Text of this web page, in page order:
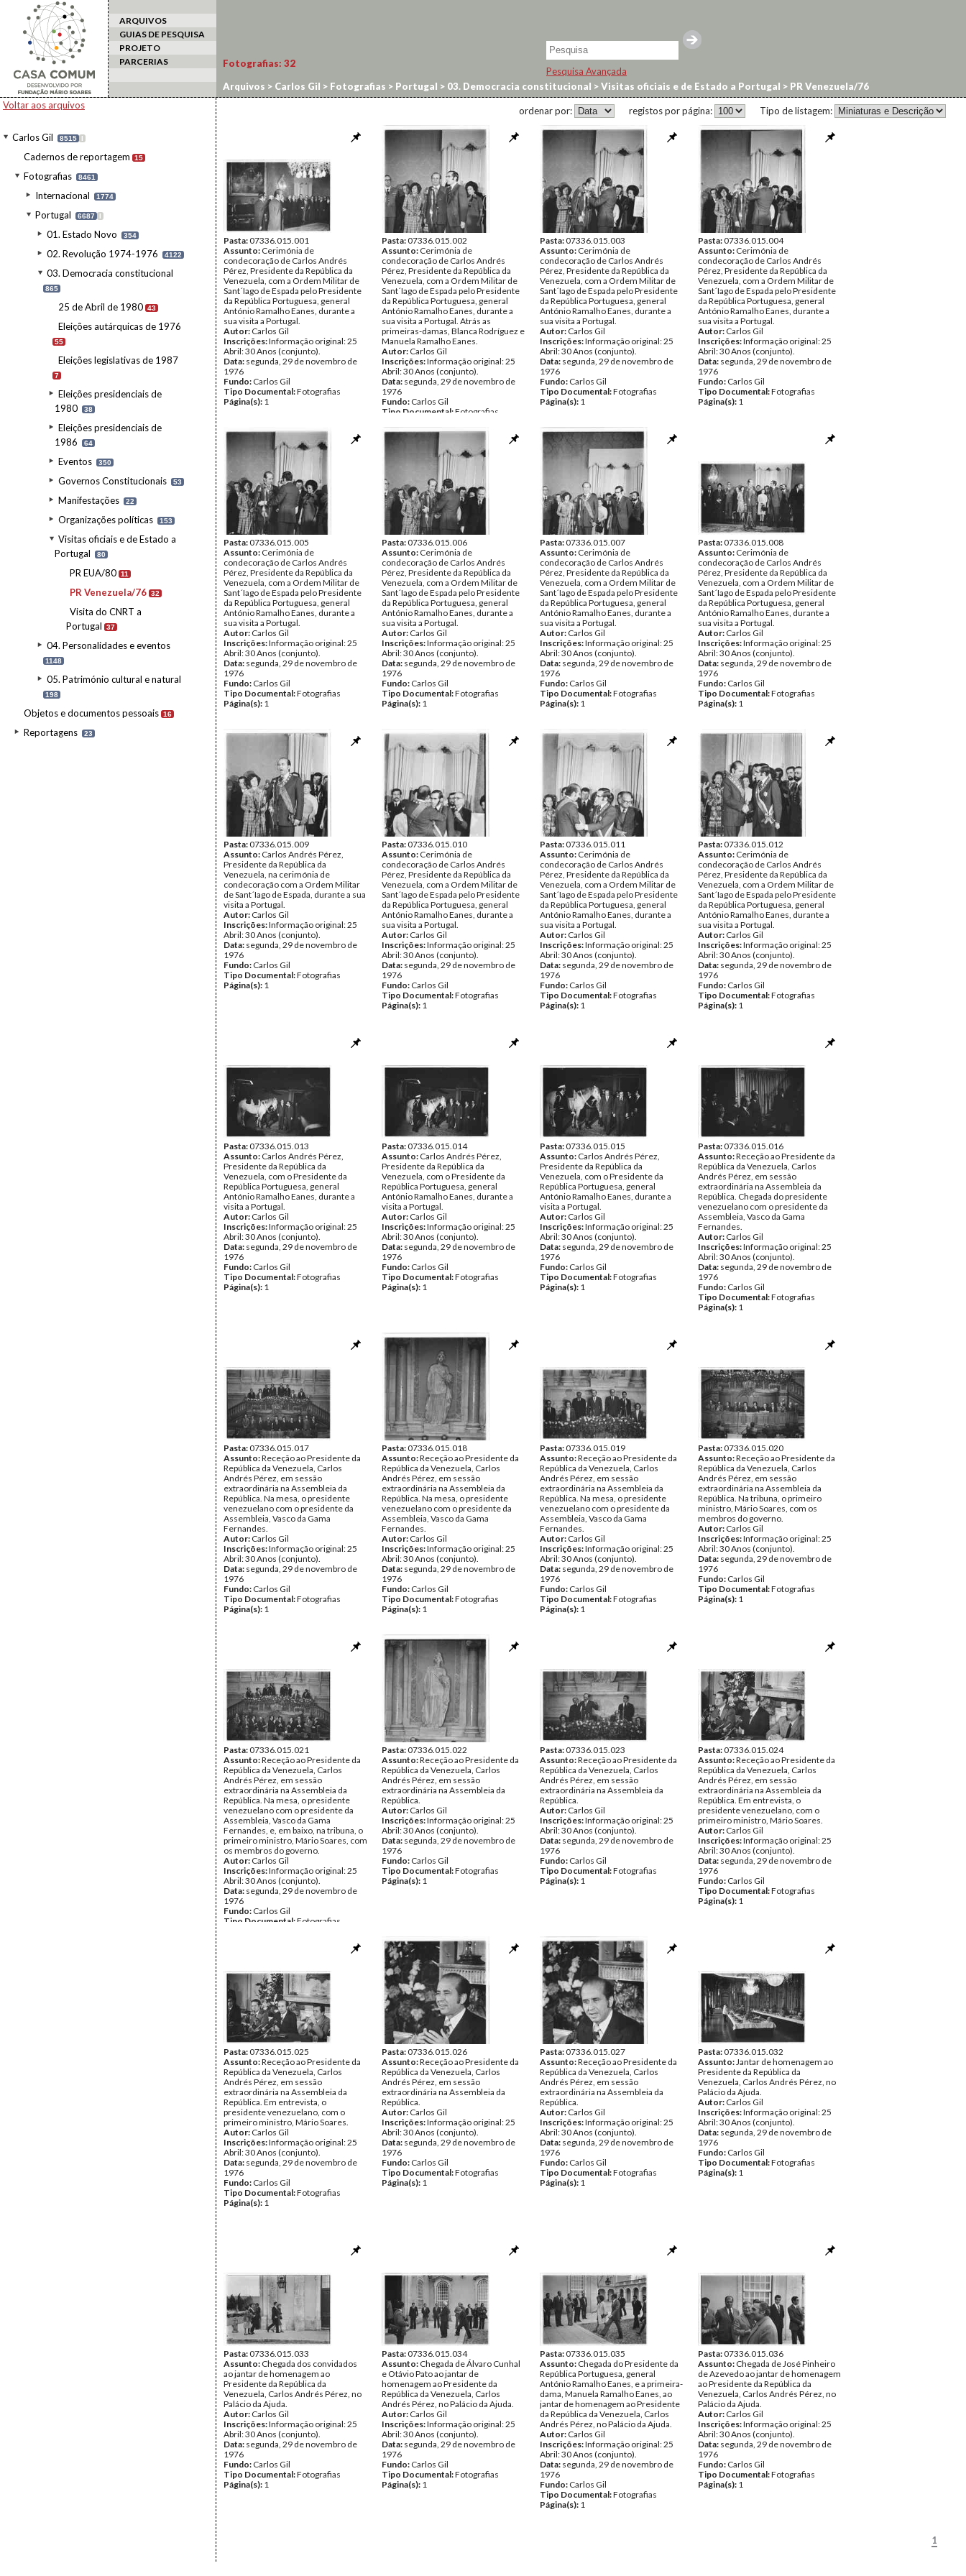
ARQUIVOS
GUIAS DE PESQUISA
PROJETO
PARCERIAS
Pesquisa Avançada
Voltar aos arquivos
Carlos Gil 8515 I
Cadernos de reportagem 15
Fotografias 8461
Internacional 1774
Portugal 6687 I
01. Estado Novo 354
02. Revolução 1974-1976 4122
03. Democracia constitucional
865
25 de Abril de 1980 43
Eleições autárquicas de 1976
55
Eleições legislativas de 1987
7
Eleições presidenciais de
1980
38
Eleições presidenciais de
1986
64
Eventos 350
Governos Constitucionais 53
Manifestações 22
Organizações políticas 153
Visitas oficiais e de Estado a
Portugal
80
PR EUA/80 11
PR Venezuela/76 32
Visita do CNRT a
Portugal
37
04. Personalidades e eventos
1148
05. Património cultural e natural
198
Objetos e documentos pessoais 16
Reportagens 23
Fotografias: 32
Arquivos > Carlos Gil > Fotografias > Portugal > 03. Democracia constitucional >Visitas oficiais e de Estado a Portugal > PR Venezuela/76
Tipo de listagem:
registos por página:
ordenar por:
Pasta:07336.015.001
Assunto: Cerimónia de
condecoração de Carlos Andrés
Pérez, Presidente da República da
Venezuela, com a Ordem Militar de
Sant´Iago de Espada pelo Presidente
da República Portuguesa, general
António Ramalho Eanes, durante a
sua visita a Portugal.
Autor: Carlos Gil
Inscrições:Informação original: 25
Abril: 30 Anos (conjunto).
Data: segunda, 29 de novembro de
1976
Fundo: Carlos Gil
Tipo Documental:Fotografias
Página(s): 1
Pasta:07336.015.002
Assunto: Cerimónia de
condecoração de Carlos Andrés
Pérez, Presidente da República da
Venezuela, com a Ordem Militar de
Sant´Iago de Espada pelo Presidente
da República Portuguesa, general
António Ramalho Eanes, durante a
sua visita a Portugal. Atrás as
primeiras-damas, Blanca Rodríguez e
Manuela Ramalho Eanes.
Autor: Carlos Gil
Inscrições:Informação original: 25
Abril: 30 Anos (conjunto).
Data: segunda, 29 de novembro de
1976
Fundo: Carlos Gil
Tipo Documental:Fotografias
Pasta:07336.015.003
Assunto: Cerimónia de
condecoração de Carlos Andrés
Pérez, Presidente da República da
Venezuela, com a Ordem Militar de
Sant´Iago de Espada pelo Presidente
da República Portuguesa, general
António Ramalho Eanes, durante a
sua visita a Portugal.
Autor: Carlos Gil
Inscrições:Informação original: 25
Abril: 30 Anos (conjunto).
Data: segunda, 29 de novembro de
1976
Fundo: Carlos Gil
Tipo Documental:Fotografias
Página(s): 1
Pasta:07336.015.004
Assunto: Cerimónia de
condecoração de Carlos Andrés
Pérez, Presidente da República da
Venezuela, com a Ordem Militar de
Sant´Iago de Espada pelo Presidente
da República Portuguesa, general
António Ramalho Eanes, durante a
sua visita a Portugal.
Autor: Carlos Gil
Inscrições:Informação original: 25
Abril: 30 Anos (conjunto).
Data: segunda, 29 de novembro de
1976
Fundo: Carlos Gil
Tipo Documental:Fotografias
Página(s): 1
Pasta:07336.015.005
Assunto: Cerimónia de
condecoração de Carlos Andrés
Pérez, Presidente da República da
Venezuela, com a Ordem Militar de
Sant´Iago de Espada pelo Presidente
da República Portuguesa, general
António Ramalho Eanes, durante a
sua visita a Portugal.
Autor: Carlos Gil
Inscrições:Informação original: 25
Abril: 30 Anos (conjunto).
Data: segunda, 29 de novembro de
1976
Fundo: Carlos Gil
Tipo Documental:Fotografias
Página(s): 1
Pasta:07336.015.006
Assunto: Cerimónia de
condecoração de Carlos Andrés
Pérez, Presidente da República da
Venezuela, com a Ordem Militar de
Sant´Iago de Espada pelo Presidente
da República Portuguesa, general
António Ramalho Eanes, durante a
sua visita a Portugal.
Autor: Carlos Gil
Inscrições:Informação original: 25
Abril: 30 Anos (conjunto).
Data: segunda, 29 de novembro de
1976
Fundo: Carlos Gil
Tipo Documental:Fotografias
Página(s): 1
Pasta:07336.015.007
Assunto: Cerimónia de
condecoração de Carlos Andrés
Pérez, Presidente da República da
Venezuela, com a Ordem Militar de
Sant´Iago de Espada pelo Presidente
da República Portuguesa, general
António Ramalho Eanes, durante a
sua visita a Portugal.
Autor: Carlos Gil
Inscrições:Informação original: 25
Abril: 30 Anos (conjunto).
Data: segunda, 29 de novembro de
1976
Fundo: Carlos Gil
Tipo Documental:Fotografias
Página(s): 1
Pasta:07336.015.008
Assunto: Cerimónia de
condecoração de Carlos Andrés
Pérez, Presidente da República da
Venezuela, com a Ordem Militar de
Sant´Iago de Espada pelo Presidente
da República Portuguesa, general
António Ramalho Eanes, durante a
sua visita a Portugal.
Autor: Carlos Gil
Inscrições:Informação original: 25
Abril: 30 Anos (conjunto).
Data: segunda, 29 de novembro de
1976
Fundo: Carlos Gil
Tipo Documental:Fotografias
Página(s): 1
Pasta:07336.015.009
Assunto: Carlos Andrés Pérez,
Presidente da República da
Venezuela, na cerimónia de
condecoração com a Ordem Militar
de Sant´Iago de Espada, durante a sua
visita a Portugal.
Autor: Carlos Gil
Inscrições:Informação original: 25
Abril: 30 Anos (conjunto).
Data: segunda, 29 de novembro de
1976
Fundo: Carlos Gil
Tipo Documental:Fotografias
Página(s): 1
Pasta:07336.015.010
Assunto: Cerimónia de
condecoração de Carlos Andrés
Pérez, Presidente da República da
Venezuela, com a Ordem Militar de
Sant´Iago de Espada pelo Presidente
da República Portuguesa, general
António Ramalho Eanes, durante a
sua visita a Portugal.
Autor: Carlos Gil
Inscrições:Informação original: 25
Abril: 30 Anos (conjunto).
Data: segunda, 29 de novembro de
1976
Fundo: Carlos Gil
Tipo Documental:Fotografias
Página(s): 1
Pasta:07336.015.011
Assunto: Cerimónia de
condecoração de Carlos Andrés
Pérez, Presidente da República da
Venezuela, com a Ordem Militar de
Sant´Iago de Espada pelo Presidente
da República Portuguesa, general
António Ramalho Eanes, durante a
sua visita a Portugal.
Autor: Carlos Gil
Inscrições:Informação original: 25
Abril: 30 Anos (conjunto).
Data: segunda, 29 de novembro de
1976
Fundo: Carlos Gil
Tipo Documental:Fotografias
Página(s): 1
Pasta:07336.015.012
Assunto: Cerimónia de
condecoração de Carlos Andrés
Pérez, Presidente da República da
Venezuela, com a Ordem Militar de
Sant´Iago de Espada pelo Presidente
da República Portuguesa, general
António Ramalho Eanes, durante a
sua visita a Portugal.
Autor: Carlos Gil
Inscrições:Informação original: 25
Abril: 30 Anos (conjunto).
Data: segunda, 29 de novembro de
1976
Fundo: Carlos Gil
Tipo Documental:Fotografias
Página(s): 1
Pasta:07336.015.013
Assunto: Carlos Andrés Pérez,
Presidente da República da
Venezuela, com o Presidente da
República Portuguesa, general
António Ramalho Eanes, durante a
visita a Portugal.
Autor: Carlos Gil
Inscrições:Informação original: 25
Abril: 30 Anos (conjunto).
Data: segunda, 29 de novembro de
1976
Fundo: Carlos Gil
Tipo Documental:Fotografias
Página(s): 1
Pasta:07336.015.014
Assunto: Carlos Andrés Pérez,
Presidente da República da
Venezuela, com o Presidente da
República Portuguesa, general
António Ramalho Eanes, durante a
visita a Portugal.
Autor: Carlos Gil
Inscrições:Informação original: 25
Abril: 30 Anos (conjunto).
Data: segunda, 29 de novembro de
1976
Fundo: Carlos Gil
Tipo Documental:Fotografias
Página(s): 1
Pasta:07336.015.015
Assunto: Carlos Andrés Pérez,
Presidente da República da
Venezuela, com o Presidente da
República Portuguesa, general
António Ramalho Eanes, durante a
visita a Portugal.
Autor: Carlos Gil
Inscrições:Informação original: 25
Abril: 30 Anos (conjunto).
Data: segunda, 29 de novembro de
1976
Fundo: Carlos Gil
Tipo Documental:Fotografias
Página(s): 1
Pasta:07336.015.016
Assunto:Receção ao Presidente da
República da Venezuela, Carlos
Andrés Pérez, em sessão
extraordinária na Assembleia da
República. Chegada do presidente
venezuelano com o presidente da
Assembleia, Vasco da Gama
Fernandes.
Autor: Carlos Gil
Inscrições:Informação original: 25
Abril: 30 Anos (conjunto).
Data: segunda, 29 de novembro de
1976
Fundo: Carlos Gil
Tipo Documental:Fotografias
Página(s): 1
Pasta:07336.015.017
Assunto:Receção ao Presidente da
República da Venezuela, Carlos
Andrés Pérez, em sessão
extraordinária na Assembleia da
República. Na mesa, o presidente
venezuelano com o presidente da
Assembleia, Vasco da Gama
Fernandes.
Autor: Carlos Gil
Inscrições:Informação original: 25
Abril: 30 Anos (conjunto).
Data: segunda, 29 de novembro de
1976
Fundo: Carlos Gil
Tipo Documental:Fotografias
Página(s): 1
Pasta:07336.015.018
Assunto:Receção ao Presidente da
República da Venezuela, Carlos
Andrés Pérez, em sessão
extraordinária na Assembleia da
República. Na mesa, o presidente
venezuelano com o presidente da
Assembleia, Vasco da Gama
Fernandes.
Autor: Carlos Gil
Inscrições:Informação original: 25
Abril: 30 Anos (conjunto).
Data: segunda, 29 de novembro de
1976
Fundo: Carlos Gil
Tipo Documental:Fotografias
Página(s): 1
Pasta:07336.015.019
Assunto:Receção ao Presidente da
República da Venezuela, Carlos
Andrés Pérez, em sessão
extraordinária na Assembleia da
República. Na mesa, o presidente
venezuelano com o presidente da
Assembleia, Vasco da Gama
Fernandes.
Autor: Carlos Gil
Inscrições:Informação original: 25
Abril: 30 Anos (conjunto).
Data: segunda, 29 de novembro de
1976
Fundo: Carlos Gil
Tipo Documental:Fotografias
Página(s): 1
Pasta:07336.015.020
Assunto:Receção ao Presidente da
República da Venezuela, Carlos
Andrés Pérez, em sessão
extraordinária na Assembleia da
República. Na tribuna, o primeiro
ministro, Mário Soares, com os
membros do governo.
Autor: Carlos Gil
Inscrições:Informação original: 25
Abril: 30 Anos (conjunto).
Data: segunda, 29 de novembro de
1976
Fundo: Carlos Gil
Tipo Documental:Fotografias
Página(s): 1
Pasta:07336.015.021
Assunto:Receção ao Presidente da
República da Venezuela, Carlos
Andrés Pérez, em sessão
extraordinária na Assembleia da
República. Na mesa, o presidente
venezuelano com o presidente da
Assembleia, Vasco da Gama
Fernandes, e, em baixo, na tribuna, o
primeiro ministro, Mário Soares, com
os membros do governo.
Autor: Carlos Gil
Inscrições:Informação original: 25
Abril: 30 Anos (conjunto).
Data: segunda, 29 de novembro de
1976
Fundo: Carlos Gil
Tipo Documental:Fotografias
Pasta:07336.015.022
Assunto:Receção ao Presidente da
República da Venezuela, Carlos
Andrés Pérez, em sessão
extraordinária na Assembleia da
República.
Autor: Carlos Gil
Inscrições:Informação original: 25
Abril: 30 Anos (conjunto).
Data: segunda, 29 de novembro de
1976
Fundo: Carlos Gil
Tipo Documental:Fotografias
Página(s): 1
Pasta:07336.015.023
Assunto:Receção ao Presidente da
República da Venezuela, Carlos
Andrés Pérez, em sessão
extraordinária na Assembleia da
República.
Autor: Carlos Gil
Inscrições:Informação original: 25
Abril: 30 Anos (conjunto).
Data: segunda, 29 de novembro de
1976
Fundo: Carlos Gil
Tipo Documental:Fotografias
Página(s): 1
Pasta:07336.015.024
Assunto:Receção ao Presidente da
República da Venezuela, Carlos
Andrés Pérez, em sessão
extraordinária na Assembleia da
República. Em entrevista, o
presidente venezuelano, com o
primeiro ministro, Mário Soares.
Autor: Carlos Gil
Inscrições:Informação original: 25
Abril: 30 Anos (conjunto).
Data: segunda, 29 de novembro de
1976
Fundo: Carlos Gil
Tipo Documental:Fotografias
Página(s): 1
Pasta:07336.015.025
Assunto:Receção ao Presidente da
República da Venezuela, Carlos
Andrés Pérez, em sessão
extraordinária na Assembleia da
República. Em entrevista, o
presidente venezuelano, com o
primeiro ministro, Mário Soares.
Autor: Carlos Gil
Inscrições:Informação original: 25
Abril: 30 Anos (conjunto).
Data: segunda, 29 de novembro de
1976
Fundo: Carlos Gil
Tipo Documental:Fotografias
Página(s): 1
Pasta:07336.015.026
Assunto:Receção ao Presidente da
República da Venezuela, Carlos
Andrés Pérez, em sessão
extraordinária na Assembleia da
República.
Autor: Carlos Gil
Inscrições:Informação original: 25
Abril: 30 Anos (conjunto).
Data: segunda, 29 de novembro de
1976
Fundo: Carlos Gil
Tipo Documental:Fotografias
Página(s): 1
Pasta:07336.015.027
Assunto:Receção ao Presidente da
República da Venezuela, Carlos
Andrés Pérez, em sessão
extraordinária na Assembleia da
República.
Autor: Carlos Gil
Inscrições:Informação original: 25
Abril: 30 Anos (conjunto).
Data: segunda, 29 de novembro de
1976
Fundo: Carlos Gil
Tipo Documental:Fotografias
Página(s): 1
Pasta:07336.015.032
Assunto:Jantar de homenagem ao
Presidente da República da
Venezuela, Carlos Andrés Pérez, no
Palácio da Ajuda.
Autor: Carlos Gil
Inscrições:Informação original: 25
Abril: 30 Anos (conjunto).
Data: segunda, 29 de novembro de
1976
Fundo: Carlos Gil
Tipo Documental:Fotografias
Página(s): 1
Pasta:07336.015.033
Assunto: Chegada dos convidados
ao jantar de homenagem ao
Presidente da República da
Venezuela, Carlos Andrés Pérez, no
Palácio da Ajuda.
Autor: Carlos Gil
Inscrições:Informação original: 25
Abril: 30 Anos (conjunto).
Data: segunda, 29 de novembro de
1976
Fundo: Carlos Gil
Tipo Documental:Fotografias
Página(s): 1
Pasta:07336.015.034
Assunto: Chegada de Álvaro Cunhal
e Otávio Pato ao jantar de
homenagem ao Presidente da
República da Venezuela, Carlos
Andrés Pérez, no Palácio da Ajuda.
Autor: Carlos Gil
Inscrições:Informação original: 25
Abril: 30 Anos (conjunto).
Data: segunda, 29 de novembro de
1976
Fundo: Carlos Gil
Tipo Documental:Fotografias
Página(s): 1
Pasta:07336.015.035
Assunto: Chegada do Presidente da
República Portuguesa, general
António Ramalho Eanes, e a primeira-
dama, Manuela Ramalho Eanes, ao
jantar de homenagem ao Presidente
da República da Venezuela, Carlos
Andrés Pérez, no Palácio da Ajuda.
Autor: Carlos Gil
Inscrições:Informação original: 25
Abril: 30 Anos (conjunto).
Data: segunda, 29 de novembro de
1976
Fundo: Carlos Gil
Tipo Documental:Fotografias
Página(s): 1
Pasta:07336.015.036
Assunto: Chegada de José Pinheiro
de Azevedo ao jantar de homenagem
ao Presidente da República da
Venezuela, Carlos Andrés Pérez, no
Palácio da Ajuda.
Autor: Carlos Gil
Inscrições:Informação original: 25
Abril: 30 Anos (conjunto).
Data: segunda, 29 de novembro de
1976
Fundo: Carlos Gil
Tipo Documental:Fotografias
Página(s): 1
1